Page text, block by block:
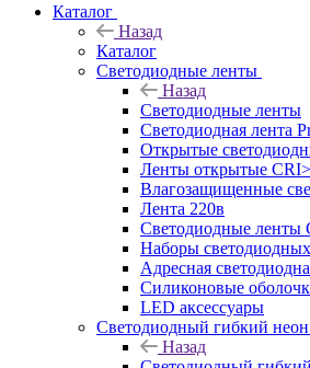
Каталог
Назад
Каталог
Светодиодные ленты
Назад
Светодиодные ленты
Светодиодная лента
Открытые
Ленты открытые
Влагозащищенные
Лента 220в
Светодиодные ленты
Наборы
Адресная
Силиконовые
LED аксессуары
Светодиодный гибкий неон
Назад